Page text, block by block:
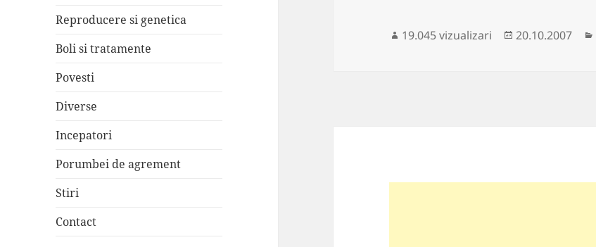
Reproducere si genetica
Boli si tratamente
Povesti
Diverse
Incepatori
Porumbei de agrement
Stiri
Contact
19.045 vizualizari
Publicat
20.10.2007